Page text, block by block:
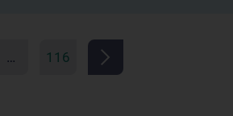
… 116